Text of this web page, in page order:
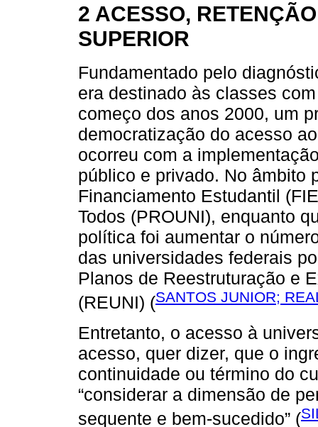
2 ACESSO,
SUPERIOR
Fundamentado pelo
era destinado às classes
começo dos anos 2000, um
democratização do acesso
ocorreu com a
público e privado. No âmbito
Financiamento Estudantil
Todos (PROUNI), enquanto
política foi aumentar o
das universidades federais
Planos de Reestruturação e
(REUNI) (SANTOS JUNIOR;
Entretanto, o acesso à
acesso, quer dizer, que o
continuidade ou término do
“considerar a dimensão de
sequente e bem-sucedido” (